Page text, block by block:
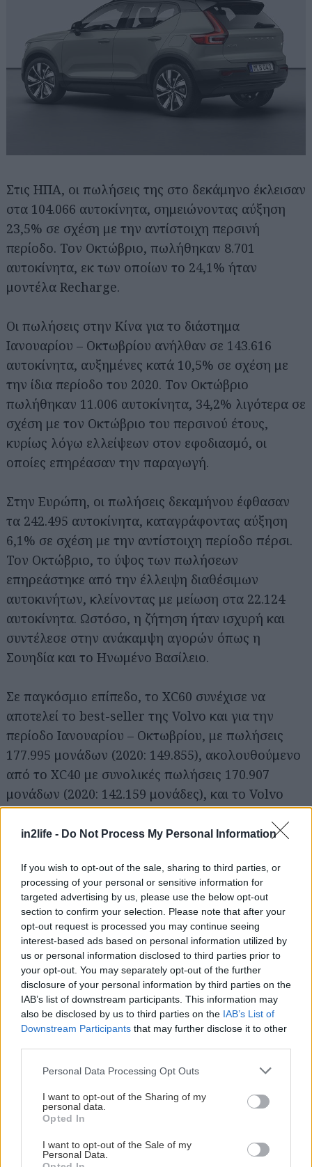
in2life - Do Not Process My Personal Information
If you wish to opt-out of the sale, sharing to third parties, or
processing of your personal or sensitive information for
targeted advertising by us, please use the below opt-out
section to confirm your selection. Please note that after your
opt-out request is processed you may continue seeing
interest-based ads based on personal information utilized by
us or personal information disclosed to third parties prior to
your opt-out. You may separately opt-out of the further
disclosure of your personal information by third parties on the
IAB’s list of downstream participants. This information may
also be disclosed by us to third parties on the IAB’s List of
Downstream Participants that may further disclose it to other
Please note that this website/app uses one or more Google
not limited to your visit or usage behaviour. You may click to
grant or deny consent to Google and its third-party tags to
use your data for below specified purposes in below Google
consent section.
Personal Data Processing Opt Outs
I want to opt-out of the Sharing of my
personal data.
Opted In
I want to opt-out of the Sale of my
Personal Data.
Στις ΗΠΑ, οι πωλήσεις της στο δεκάμηνο έκλεισαν
στα 104.066 αυτοκίνητα, σημειώνοντας αύξηση
23,5% σε σχέση με την αντίστοιχη περσινή
περίοδο. Τον Οκτώβριο, πωλήθηκαν 8.701
αυτοκίνητα, εκ των οποίων το 24,1% ήταν
μοντέλα Recharge.
Οι πωλήσεις στην Κίνα για το διάστημα
Ιανουαρίου – Οκτωβρίου ανήλθαν σε 143.616
αυτοκίνητα, αυξημένες κατά 10,5% σε σχέση με
την ίδια περίοδο του 2020. Τον Οκτώβριο
πωλήθηκαν 11.006 αυτοκίνητα, 34,2% λιγότερα σε
σχέση με τον Οκτώβριο του περσινού έτους,
κυρίως λόγω ελλείψεων στον εφοδιασμό, οι
οποίες επηρέασαν την παραγωγή.
Στην Ευρώπη, οι πωλήσεις δεκαμήνου έφθασαν
τα 242.495 αυτοκίνητα, καταγράφοντας αύξηση
6,1% σε σχέση με την αντίστοιχη περίοδο πέρσι.
Τον Οκτώβριο, το ύψος των πωλήσεων
επηρεάστηκε από την έλλειψη διαθέσιμων
αυτοκινήτων, κλείνοντας με μείωση στα 22.124
αυτοκίνητα. Ωστόσο, η ζήτηση ήταν ισχυρή και
συντέλεσε στην ανάκαμψη αγορών όπως η
Σουηδία και το Ηνωμένο Βασίλειο.
Σε παγκόσμιο επίπεδο, το XC60 συνέχισε να
αποτελεί το best-seller της Volvo και για την
περίοδο Ιανουαρίου – Οκτωβρίου, με πωλήσεις
177.995 μονάδων (2020: 149.855), ακολουθούμενο
από το XC40 με συνολικές πωλήσεις 170.907
μονάδων (2020: 142.159 μονάδες), και το Volvo
XC90 με 89.041 (2020: 70.195 μονάδες).
Αναζήτηση
για...